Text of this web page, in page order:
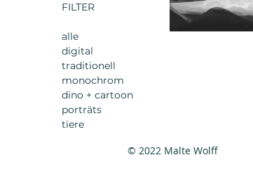
FILTER
alle
digital
traditionell
monochrom
dino + cartoon
porträts
tiere
© 2022 Malte Wolff